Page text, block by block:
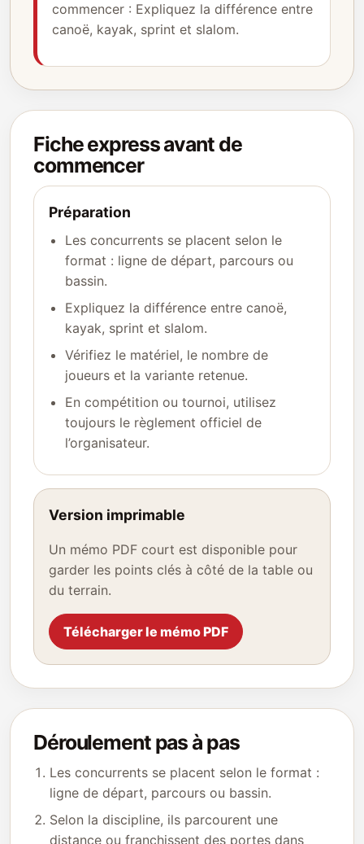
commencer : Expliquez la différence entre
canoë, kayak, sprint et slalom.
Fiche express avant de
commencer
Préparation
Les concurrents se placent selon le
format : ligne de départ, parcours ou
bassin.
Expliquez la différence entre canoë,
kayak, sprint et slalom.
Vérifiez le matériel, le nombre de
joueurs et la variante retenue.
En compétition ou tournoi, utilisez
toujours le règlement officiel de
l’organisateur.
Version imprimable
Un mémo PDF court est disponible pour
garder les points clés à côté de la table ou
du terrain.
Télécharger le mémo PDF
Déroulement pas à pas
Les concurrents se placent selon le format :
ligne de départ, parcours ou bassin.
Selon la discipline, ils parcourent une
distance ou franchissent des portes dans